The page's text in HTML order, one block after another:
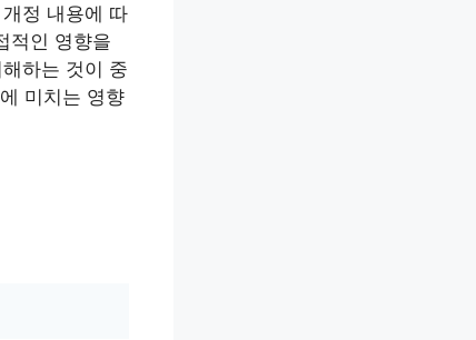
정 내용에 따
적인 영향을
하는 것이 중
미치는 영향